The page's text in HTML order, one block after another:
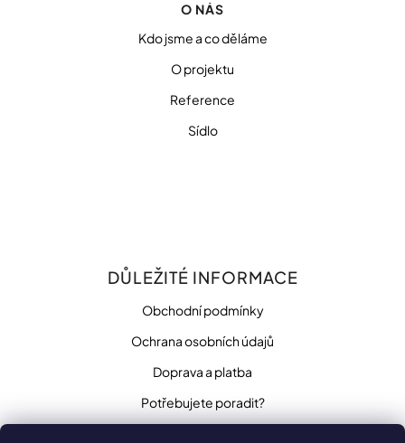
O NÁS
Kdo jsme a co děláme
O projektu
Reference
Sídlo
DŮLEŽITÉ INFORMACE
Obchodní podmínky
Ochrana osobních údajů
Doprava a platba
Potřebujete poradit?